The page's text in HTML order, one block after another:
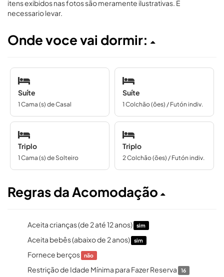
itens exibidos nas fotos são meramente ilustrativas. É
necessario levar.
Onde voce vai dormir:
Suíte
1 Cama (s) de Casal
Suíte
1 Colchão (ões) / Futón indiv.
Triplo
1 Cama (s) de Solteiro
Triplo
2 Colchão (ões) / Futón indiv.
Regras da Acomodação
Aceita crianças (de 2 até 12 anos) sim
Aceita bebês (abaixo de 2 anos) sim
Fornece berços não
Restrição de Idade Mínima para Fazer Reserva 16